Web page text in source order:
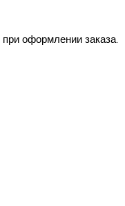
оформлении заказа.